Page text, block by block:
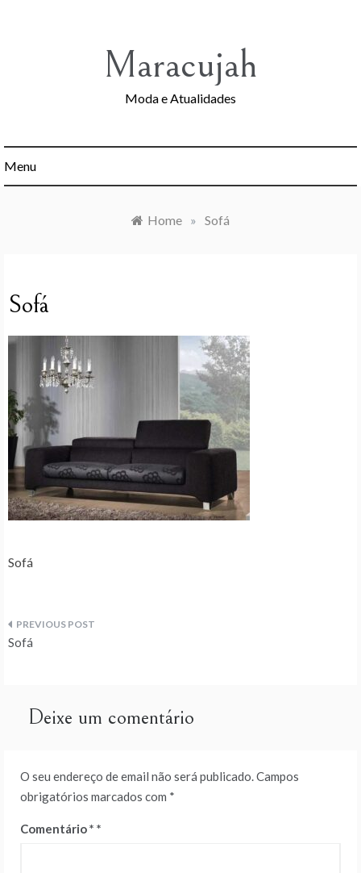
Maracujah
Moda e Atualidades
Menu
Home » Sofá
Sofá
Sofá
Navegação
artigos
Sofá
Deixe um comentário
O seu endereço de email não será publicado.Campos
obrigatórios marcados com *
Comentário*